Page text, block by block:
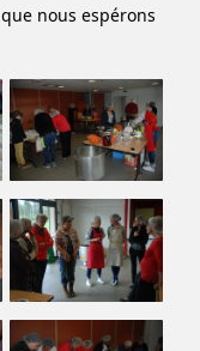
nous espérons